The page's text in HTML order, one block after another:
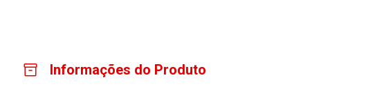
Informações do Produto